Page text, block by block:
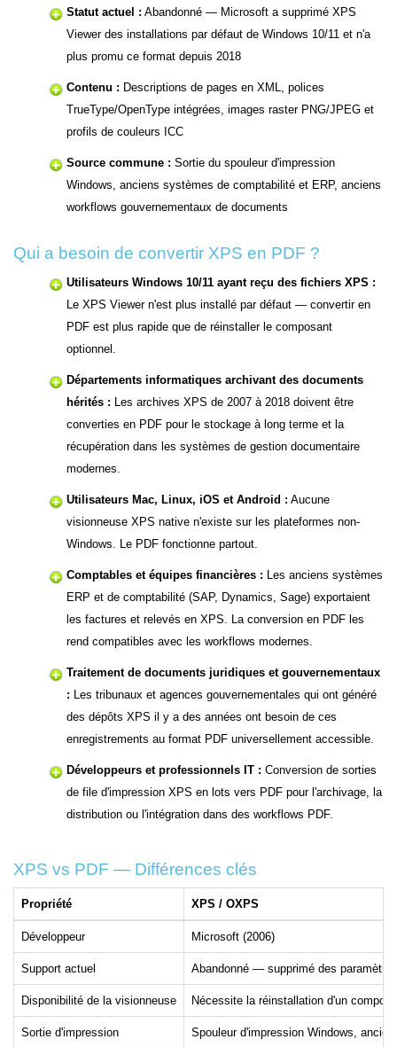
Statut actuel : Abandonné — Microsoft a supprimé XPS
Viewer des installations par défaut de Windows 10/11 et n'a
plus promu ce format depuis 2018
Contenu : Descriptions de pages en XML, polices
TrueType/OpenType intégrées, images raster PNG/JPEG et
profils de couleurs ICC
Source commune : Sortie du spouleur d'impression
Windows, anciens systèmes de comptabilité et ERP, anciens
workflows gouvernementaux de documents
Qui a besoin de convertir XPS en PDF ?
Utilisateurs Windows 10/11 ayant reçu des fichiers XPS :
Le XPS Viewer n'est plus installé par défaut — convertir en
PDF est plus rapide que de réinstaller le composant
optionnel.
Départements informatiques archivant des documents
hérités : Les archives XPS de 2007 à 2018 doivent être
converties en PDF pour le stockage à long terme et la
récupération dans les systèmes de gestion documentaire
modernes.
Utilisateurs Mac, Linux, iOS et Android : Aucune
visionneuse XPS native n'existe sur les plateformes non-
Windows. Le PDF fonctionne partout.
Comptables et équipes financières : Les anciens systèmes
ERP et de comptabilité (SAP, Dynamics, Sage) exportaient
les factures et relevés en XPS. La conversion en PDF les
rend compatibles avec les workflows modernes.
Traitement de documents juridiques et gouvernementaux
: Les tribunaux et agences gouvernementales qui ont généré
des dépôts XPS il y a des années ont besoin de ces
enregistrements au format PDF universellement accessible.
Développeurs et professionnels IT : Conversion de sorties
de file d'impression XPS en lots vers PDF pour l'archivage, la
distribution ou l'intégration dans des workflows PDF.
XPS vs PDF — Différences clés
Propriété XPS / OXPS
Développeur Microsoft (2006)
Support actuel Abandonné — supprimé des
Disponibilité de la visionneuse Nécessite la réinstallation d'un
Sortie d'impression Spouleur d'impression Windows,